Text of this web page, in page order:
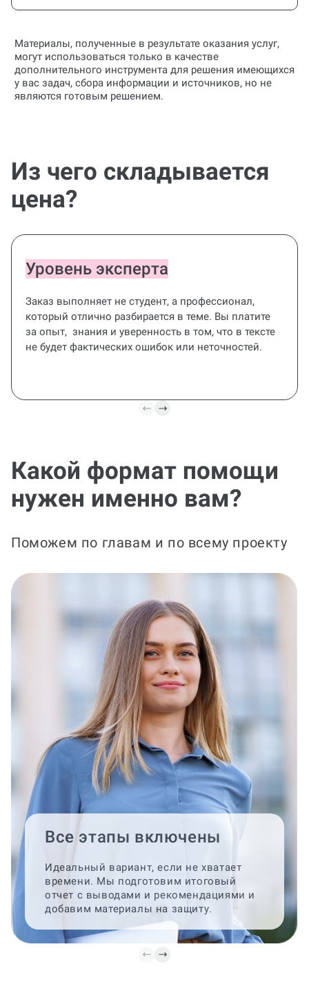
Материалы, полученные в результате оказания услуг,
могут использоваться только в качестве
дополнительного инструмента для решения имеющихся
у вас задач, сбора информации и источников, но не
являются готовым решением.
Из чего складывается
цена?
Уровень эксперта
Заказ выполняет не студент, а профессионал,
который отлично разбирается в теме. Вы платите
за опыт, знания и уверенность в том, что в тексте
не будет фактических ошибок или неточностей.
Какой формат помощи
нужен именно вам?
Поможем по главам и по всему проекту
Все этапы включены
Идеальный вариант, если не хватает
времени. Мы подготовим итоговый
отчет с выводами и рекомендациями и
добавим материалы на защиту.